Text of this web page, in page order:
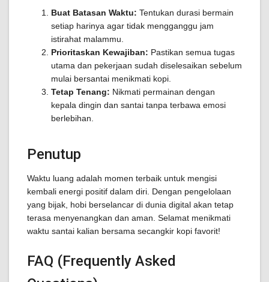
Buat Batasan Waktu: Tentukan durasi bermain
setiap harinya agar tidak mengganggu jam
istirahat malammu.
Prioritaskan Kewajiban: Pastikan semua tugas
utama dan pekerjaan sudah diselesaikan sebelum
mulai bersantai menikmati kopi.
Tetap Tenang: Nikmati permainan dengan
kepala dingin dan santai tanpa terbawa emosi
berlebihan.
Penutup
Waktu luang adalah momen terbaik untuk mengisi
kembali energi positif dalam diri. Dengan pengelolaan
yang bijak, hobi berselancar di dunia digital akan tetap
terasa menyenangkan dan aman. Selamat menikmati
waktu santai kalian bersama secangkir kopi favorit!
FAQ (Frequently Asked